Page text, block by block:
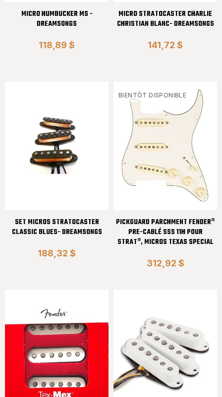
MICRO HUMBUCKER MS -
DREAMSONGS
118,89 $
MICRO STRATOCASTER CHARLIE
CHRISTIAN BLANC- DREAMSONGS
141,72 $
SET MICROS STRATOCASTER
CLASSIC BLUES- DREAMSONGS
188,32 $
BIENTÔT DISPONIBLE
PICKGUARD PARCHMENT FENDER®
PRE-CABLÉ SSS 11H POUR
STRAT®, MICROS TEXAS SPECIAL
312,92 $